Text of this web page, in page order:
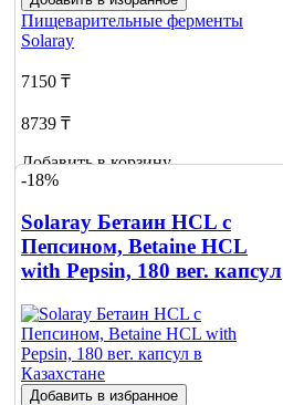
Пищеварительные ферменты
Solaray
7150 ₸
8739 ₸
Добавить в корзину
-18%
Solaray Бетаин HCL с
Пепсином, Betaine HCL
with Pepsin, 180 вег. капсул
Добавить в избранное